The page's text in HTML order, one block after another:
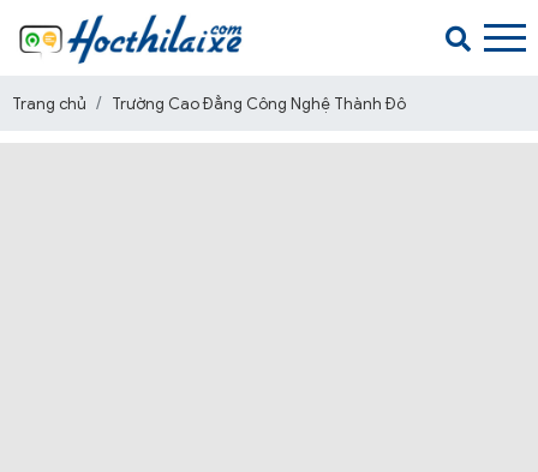
Trang chủ Trường Cao Đẳng Công Nghệ Thành Đô